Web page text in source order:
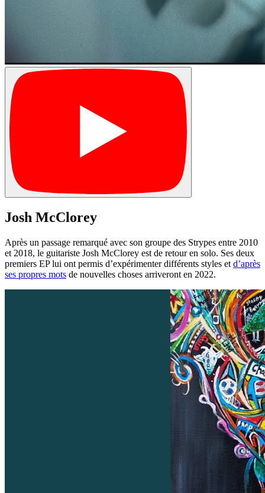
Josh McClorey
Après un passage remarqué avec son groupe des Strypes entre 2010
et 2018, le guitariste Josh McClorey est de retour en solo. Ses deux
premiers EP lui ont permis d’expérimenter différents styles et d’après
ses propres mots de nouvelles choses arriveront en 2022.